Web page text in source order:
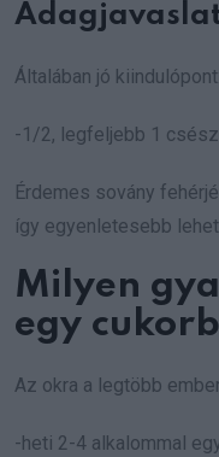
Általában jó kiindulópont:
-1/2, legfeljebb 1
Érdemes sovány
így egyenletesebb
Milyen
egy
Az okra a legtöbb
-heti 2-4 alkalommal